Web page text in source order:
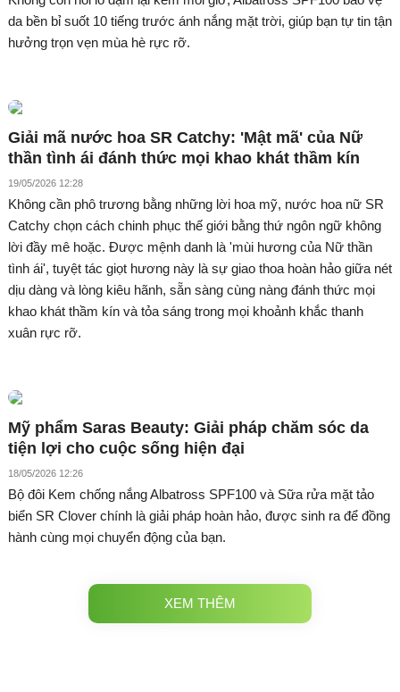
da bền bỉ suốt 10 tiếng trước ánh nắng mặt trời, giúp bạn tự tin tận
hưởng trọn vẹn mùa hè rực rỡ.
Giải mã nước hoa SR Catchy: 'Mật mã' của Nữ
thần tình ái đánh thức mọi khao khát thầm kín
19/05/2026 12:28
Không cần phô trương bằng những lời hoa mỹ, nước hoa nữ SR
Catchy chọn cách chinh phục thế giới bằng thứ ngôn ngữ không
lời đầy mê hoặc. Được mệnh danh là 'mùi hương của Nữ thần
tình ái', tuyệt tác giọt hương này là sự giao thoa hoàn hảo giữa nét
dịu dàng và lòng kiêu hãnh, sẵn sàng cùng nàng đánh thức mọi
khao khát thầm kín và tỏa sáng trong mọi khoảnh khắc thanh
xuân rực rỡ.
Mỹ phẩm Saras Beauty: Giải pháp chăm sóc da
tiện lợi cho cuộc sống hiện đại
18/05/2026 12:26
Bộ đôi Kem chống nắng Albatross SPF100 và Sữa rửa mặt tảo
biển SR Clover chính là giải pháp hoàn hảo, được sinh ra để đồng
hành cùng mọi chuyển động của bạn.
XEM THÊM